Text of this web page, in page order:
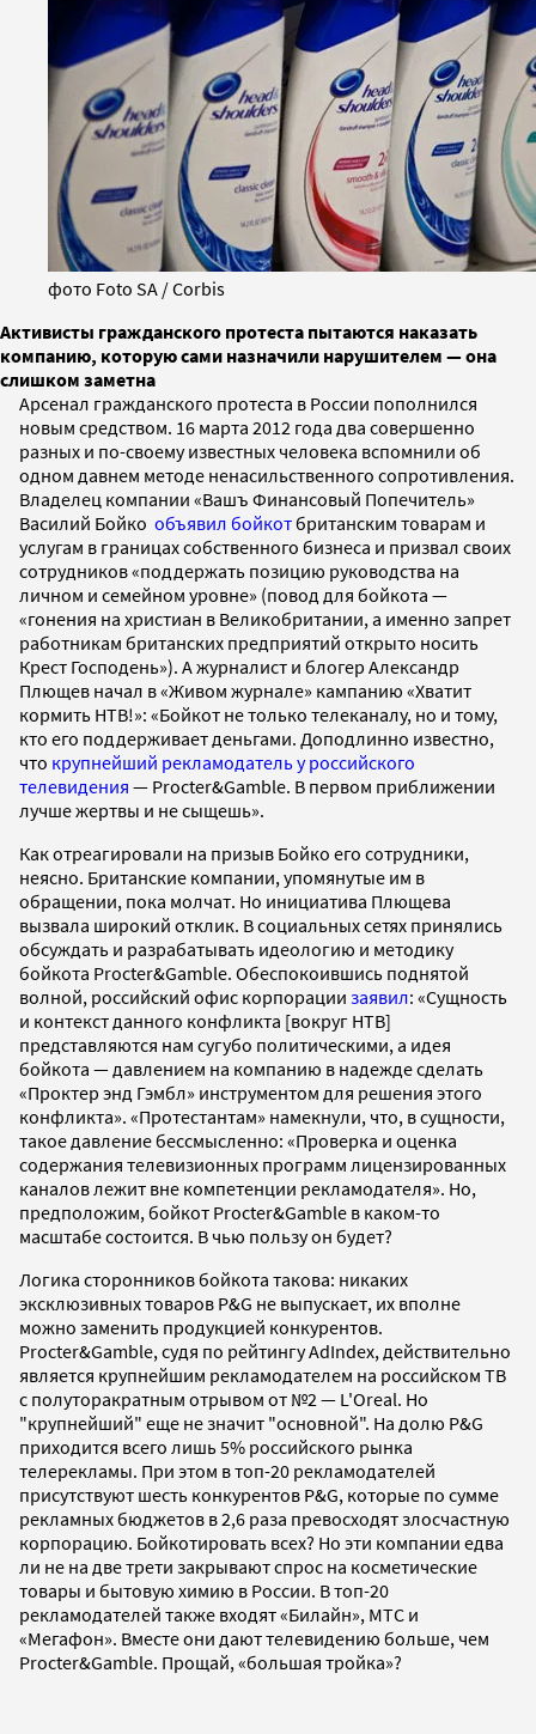
фото Foto SA / Corbis
Активисты гражданского протеста пытаются наказать
компанию, которую сами назначили нарушителем — она
слишком заметна
Арсенал гражданского протеста в России пополнился
новым средством. 16 марта 2012 года два совершенно
разных и по-своему известных человека вспомнили об
одном давнем методе ненасильственного сопротивления.
Владелец компании «Вашъ Финансовый Попечитель»
Василий Бойко объявил бойкотбританским товарам и
услугам в границах собственного бизнеса и призвал своих
сотрудников «поддержать позицию руководства на
личном и семейном уровне» (повод для бойкота —
«гонения на христиан в Великобритании, а именно запрет
работникам британских предприятий открыто носить
Крест Господень»). А журналист и блогер Александр
Плющев начал в «Живом журнале» кампанию «Хватит
кормить НТВ!»: «Бойкот не только телеканалу, но и тому,
кто его поддерживает деньгами. Доподлинно известно,
что крупнейший рекламодатель у российского
телевидения — Procter&Gamble. В первом приближении
лучше жертвы и не сыщешь».
Как отреагировали на призыв Бойко его сотрудники,
неясно. Британские компании, упомянутые им в
обращении, пока молчат. Но инициатива Плющева
вызвала широкий отклик. В социальных сетях принялись
обсуждать и разрабатывать идеологию и методику
бойкота Procter&Gamble. Обеспокоившись поднятой
волной, российский офис корпорации заявил: «Сущность
и контекст данного конфликта [вокруг НТВ]
представляются нам сугубо политическими, а идея
бойкота — давлением на компанию в надежде сделать
«Проктер энд Гэмбл» инструментом для решения этого
конфликта». «Протестантам» намекнули, что, в сущности,
такое давление бессмысленно: «Проверка и оценка
содержания телевизионных программ лицензированных
каналов лежит вне компетенции рекламодателя». Но,
предположим, бойкот Procter&Gamble в каком-то
масштабе состоится. В чью пользу он будет?
Логика сторонников бойкота такова: никаких
эксклюзивных товаров P&G не выпускает, их вполне
можно заменить продукцией конкурентов.
Procter&Gamble, судя по рейтингу AdIndex, действительно
является крупнейшим рекламодателем на российском ТВ
с полуторакратным отрывом от №2 — L'Oreal. Но
"крупнейший" еще не значит "основной". На долю P&G
приходится всего лишь 5% российского рынка
телерекламы. При этом в топ-20 рекламодателей
присутствуют шесть конкурентов P&G, которые по сумме
рекламных бюджетов в 2,6 раза превосходят злосчастную
корпорацию. Бойкотировать всех? Но эти компании едва
ли не на две трети закрывают спрос на косметические
товары и бытовую химию в России. В топ-20
рекламодателей также входят «Билайн», МТС и
«Мегафон». Вместе они дают телевидению больше, чем
Procter&Gamble. Прощай, «большая тройка»?